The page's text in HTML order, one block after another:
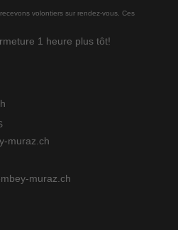
volontiers sur rendez-vous. Ces
1 heure plus tôt!
muraz.ch
muraz.ch